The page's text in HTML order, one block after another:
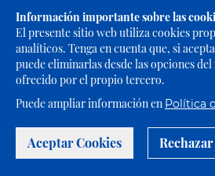
Información importante sobre las
El presente sitio web utiliza cookies
analíticos. Tenga en cuenta que, si
puede eliminarlas desde las opciones
ofrecido por el propio tercero.
Puede ampliar información en Política
Aceptar Cookies
Accesibilidad